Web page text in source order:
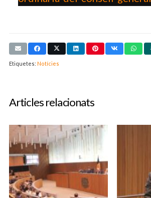
Etiquetes: Notícies
Articles relacionats